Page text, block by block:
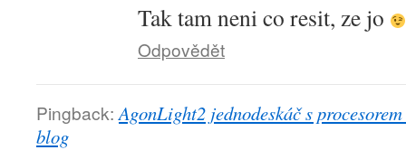
Tak tam neni co resit, ze jo
Odpovědět
Pingback: AgonLight2 jednodeskáč s
blog